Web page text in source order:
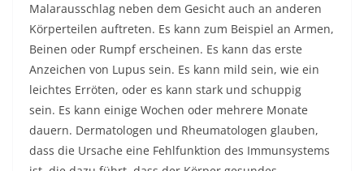
Malarausschlag neben dem Gesicht auch an anderen
Körperteilen auftreten. Es kann zum Beispiel an Armen,
Beinen oder Rumpf erscheinen. Es kann das erste
Anzeichen von Lupus sein. Es kann mild sein, wie ein
leichtes Erröten, oder es kann stark und schuppig
sein. Es kann einige Wochen oder mehrere Monate
dauern. Dermatologen und Rheumatologen glauben,
dass die Ursache eine Fehlfunktion des Immunsystems